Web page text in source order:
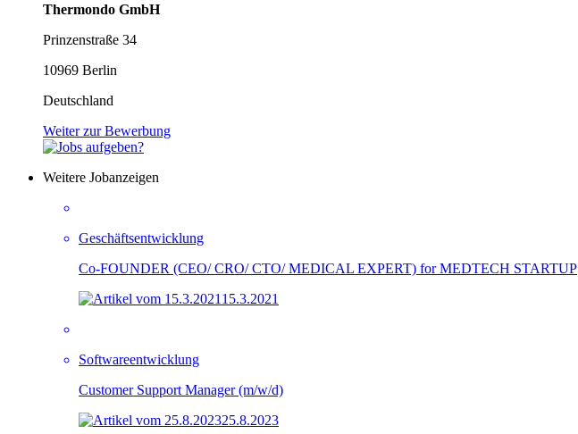
Thermondo GmbH
Prinzenstraße 34
10969 Berlin
Deutschland
Weiter zur Bewerbung
Weitere Jobanzeigen
Geschäftsentwicklung
Co-FOUNDER (CEO/ CRO/ CTO/ MEDICAL EXPERT) for MEDTECH STARTUP
15.3.2021
Softwareentwicklung
Customer Support Manager (m/w/d)
25.8.2023